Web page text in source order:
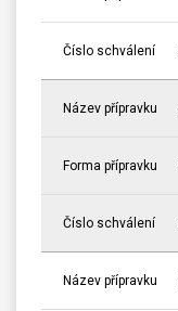
Číslo schválení
Název přípravku
Forma přípravku
Číslo schválení
Název přípravku